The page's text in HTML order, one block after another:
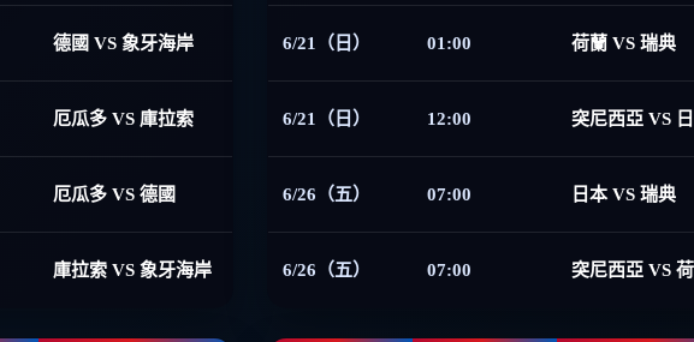
德國 VS 象牙海岸
厄瓜多 VS 庫拉索
厄瓜多 VS 德國
庫拉索 VS 象牙海岸
6/21（日） 01:00 荷蘭 VS 瑞典
6/21（日） 12:00 突尼西亞 VS
6/26（五） 07:00 日本 VS 瑞典
6/26（五） 07:00 突尼西亞 VS